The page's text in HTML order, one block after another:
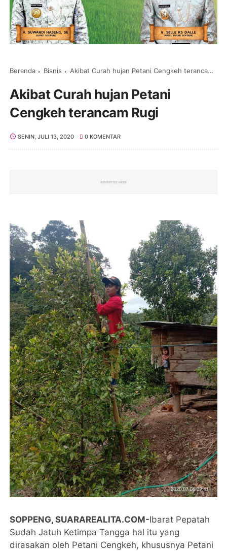
Beranda Bisnis Akibat Curah hujan Petani Cengkeh terancam Rugi
Akibat Curah hujan Petani
Cengkeh terancam Rugi
SENIN, JULI 13, 2020 0 KOMENTAR
SOPPENG, SUARAREALITA.COM-Ibarat Pepatah
Sudah Jatuh Ketimpa Tangga hal itu yang
dirasakan oleh Petani Cengkeh, khususnya Petani